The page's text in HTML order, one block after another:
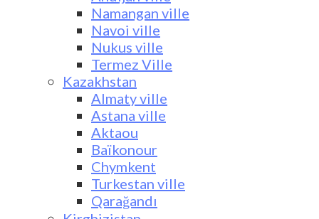
Namangan ville
Navoi ville
Nukus ville
Termez Ville
Kazakhstan
Almaty ville
Astana ville
Aktaou
Baïkonour
Chymkent
Turkestan ville
Qarağandı